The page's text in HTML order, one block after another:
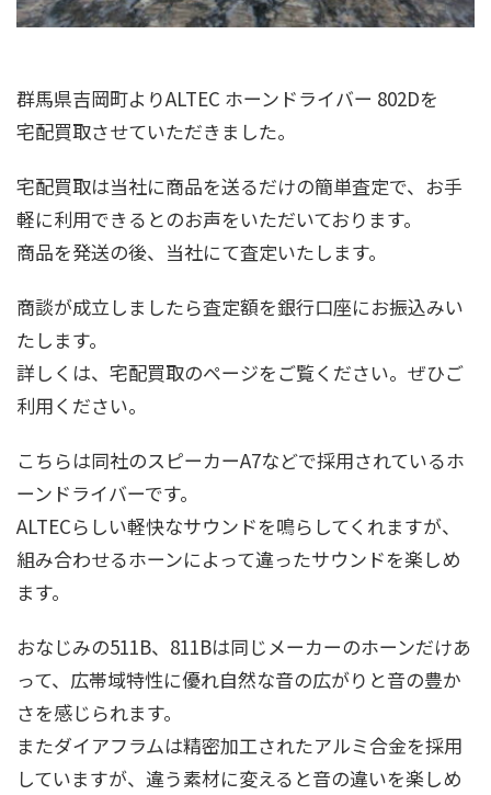
群馬県吉岡町よりALTEC ホーンドライバー 802Dを
宅配買取させていただきました。
宅配買取は当社に商品を送るだけの簡単査定で、お手
軽に利用できるとのお声をいただいております。
商品を発送の後、当社にて査定いたします。
商談が成立しましたら査定額を銀行口座にお振込みい
たします。
詳しくは、宅配買取のページをご覧ください。ぜひご
利用ください。
こちらは同社のスピーカーA7などで採用されているホ
ーンドライバーです。
ALTECらしい軽快なサウンドを鳴らしてくれますが、
組み合わせるホーンによって違ったサウンドを楽しめ
ます。
おなじみの511B、811Bは同じメーカーのホーンだけあ
って、広帯域特性に優れ自然な音の広がりと音の豊か
さを感じられます。
またダイアフラムは精密加工されたアルミ合金を採用
していますが、違う素材に変えると音の違いを楽しめ